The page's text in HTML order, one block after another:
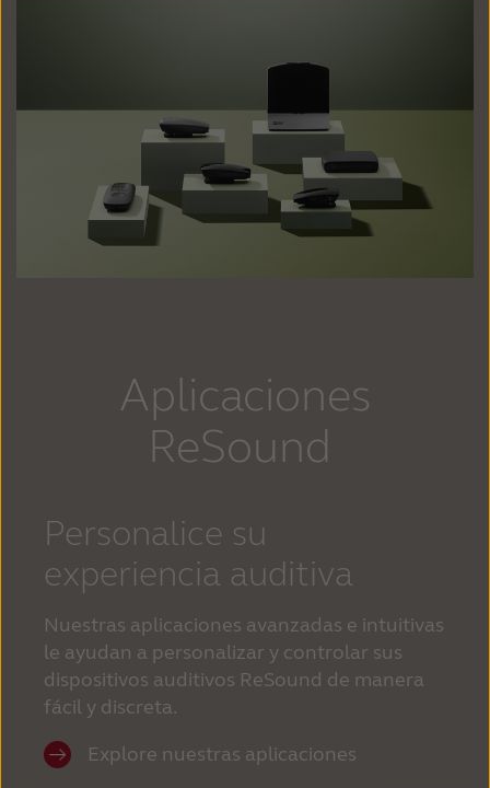
Aplicaciones
ReSound
Personalice su
experiencia auditiva
Nuestras aplicaciones avanzadas e intuitivas
le ayudan a personalizar y controlar sus
dispositivos auditivos ReSound de manera
fácil y discreta.
Explore nuestras aplicaciones